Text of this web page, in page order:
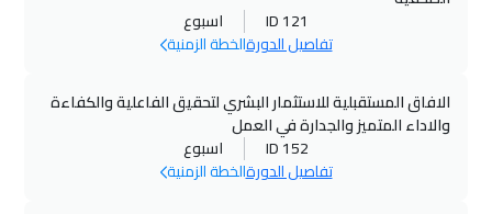
ID 121
اسبوع
تفاصيل الدورةالخطة الزمنية
الافاق المستقبلية للاستثمار البشري لتحقيق الفاعلية والكفاءة
والاداء المتميز والجدارة في العمل
ID 152
اسبوع
تفاصيل الدورةالخطة الزمنية